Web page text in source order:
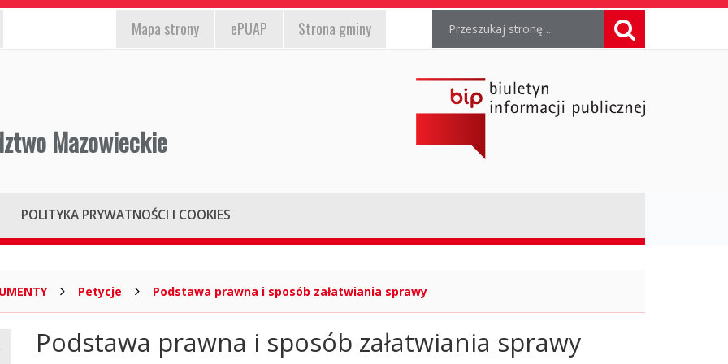
EPUAP,
strony
Mapa strony ePUAP Strona gminy Wyszukiwarka
Formularz
wyszukiwania
fraza:
Mazowieckie
Ogólnopolski
Biuletyn
Informacji
https://www.gov.pl/web/bip
POLITYKA PRYWATNOŚCI I COOKIES
Petycje Podstawa prawna i sposób załatwiania sprawy
Główna
treść
Podstawa prawna i sposób załatwiania sprawy